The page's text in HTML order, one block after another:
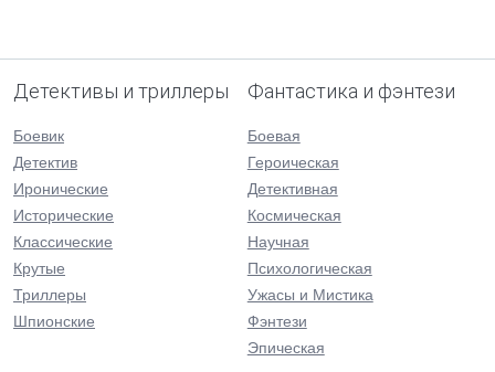
Детективы и триллеры
Боевик
Детектив
Иронические
Исторические
Классические
Крутые
Триллеры
Шпионские
Фантастика и фэнтези
Боевая
Героическая
Детективная
Космическая
Научная
Психологическая
Ужасы и Мистика
Фэнтези
Эпическая